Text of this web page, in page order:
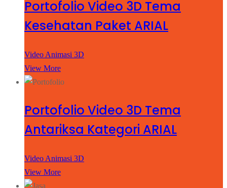
Portofolio Video 3D Tema
Kesehatan Paket ARIAL
Video Animasi 3D
View More
Portofolio Video 3D Tema
Antariksa Kategori ARIAL
Video Animasi 3D
View More